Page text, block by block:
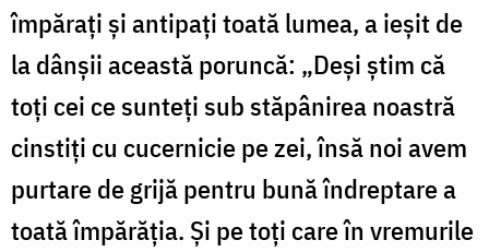
împărați și antipați toată lumea, a ieșit de
la dânșii această poruncă: „Deși știm că
toți cei ce sunteți sub stăpânirea noastră
cinstiți cu cucernicie pe zei, însă noi avem
purtare de grijă pentru bună îndreptare a
toată împărăția. Și pe toți care în vremurile